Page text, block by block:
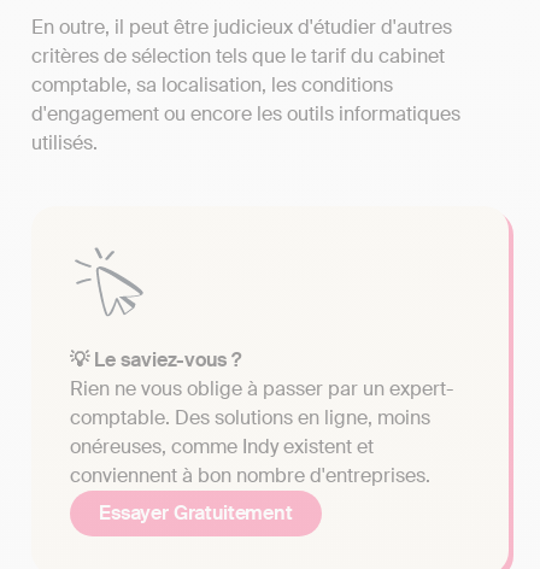
En outre, il peut être judicieux d'étudier d'autres
critères de sélection tels que le tarif du cabinet
comptable, sa localisation, les conditions
d'engagement ou encore les outils informatiques
utilisés.
💡 Le saviez-vous ?
Rien ne vous oblige à passer par un expert-
comptable. Des solutions en ligne, moins
onéreuses, comme Indy existent et
conviennent à bon nombre d'entreprises.
Essayer Gratuitement